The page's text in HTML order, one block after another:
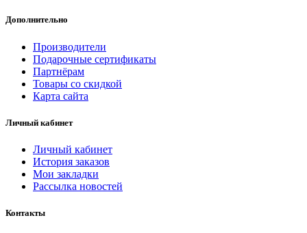
Дополнительно
Производители
Подарочные сертификаты
Партнёрам
Товары со скидкой
Карта сайта
Личный кабинет
Личный кабинет
История заказов
Мои закладки
Рассылка новостей
Контакты